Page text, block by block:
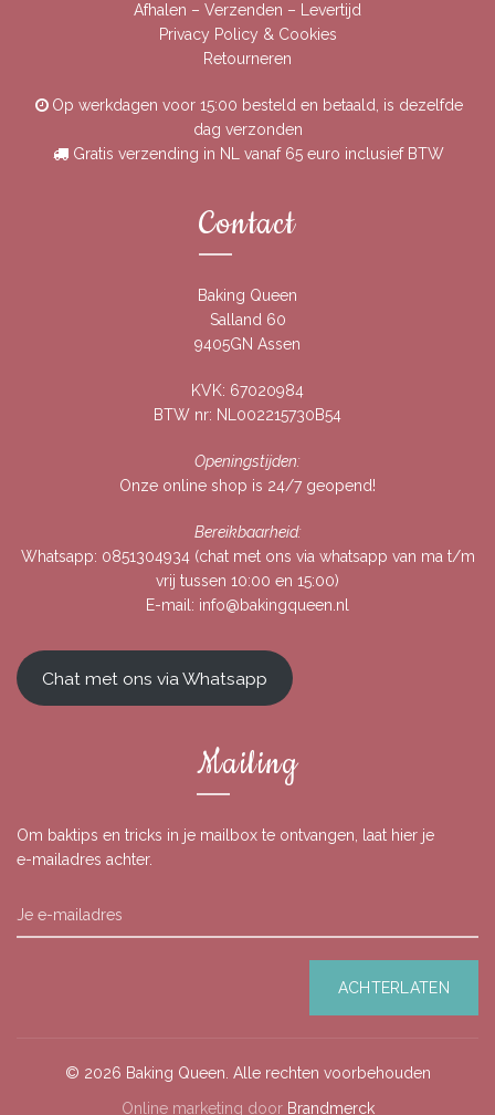
Afhalen – Verzenden – Levertijd
Privacy Policy & Cookies
Retourneren
Op werkdagen voor 15:00 besteld en betaald, is dezelfde
dag verzonden
Gratis verzending in NL vanaf 65 euro inclusief BTW
Contact
Baking Queen
Salland 60
9405GN Assen
KVK: 67020984
BTW nr: NL002215730B54
Openingstijden:
Onze online shop is 24/7 geopend!
Bereikbaarheid:
Whatsapp: 0851304934(chat met ons via whatsapp van ma t/m
vrij tussen 10:00 en 15:00)
E-mail: info@bakingqueen.nl
Chat met ons via Whatsapp
Mailing
Om baktips en tricks in je mailbox te ontvangen, laat hier je
e-mailadres achter.
© 2026 Baking Queen . Alle rechten voorbehouden
Online marketing door Brandmerck